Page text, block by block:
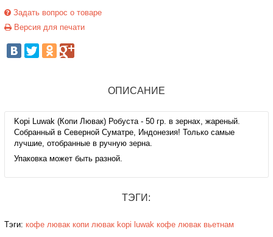
Задать вопрос о товаре
Версия для печати
ОПИСАНИЕ
Kopi Luwak (Копи Лювак) Робуста - 50 гр. в зернах, жареный.
Собранный в Северной Суматре, Индонезия! Только самые
лучшие, отобранные в ручную зерна.
Упаковка может быть разной.
ТЭГИ:
Тэги: кофе лювак копи лювак kopi luwak кофе лювак вьетнам